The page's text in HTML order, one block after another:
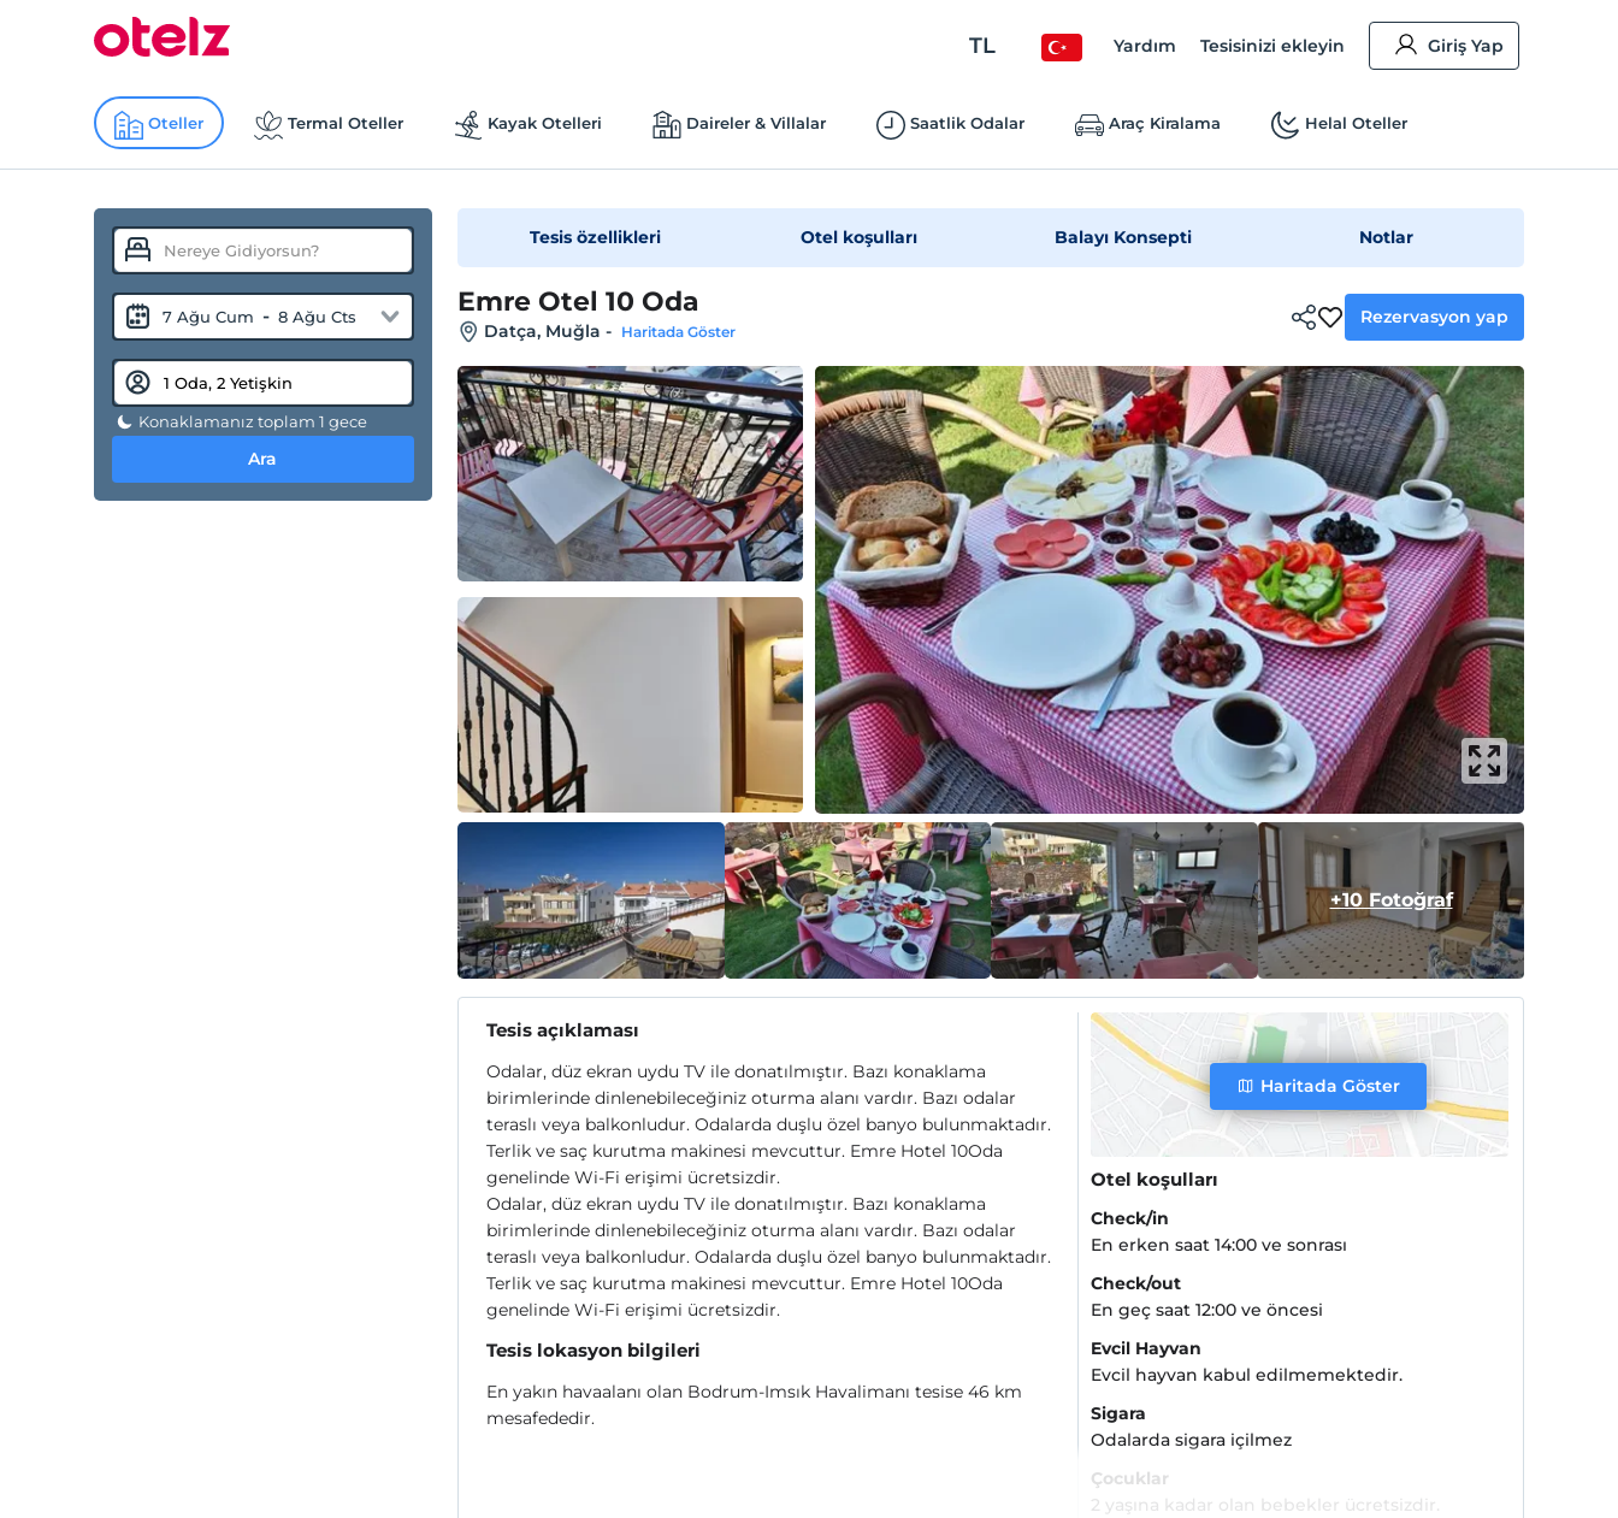
TL Yardım Tesisinizi ekleyin Giriş Yap
Oteller Termal Oteller Kayak Otelleri Daireler & Villalar Saatlik Odalar Araç Kiralama Helal Oteller
7 Ağu Cum - 8 Ağu Cts
Konaklamanız toplam 1 gece
Ara
Tesis özellikleri Otel koşulları Balayı Konsepti Notlar
Emre Otel 10 Oda
Datça, Muğla - Haritada Göster
Rezervasyon yap
+10 Fotoğraf
Tesis açıklaması
Odalar, düz ekran uydu TV ile donatılmıştır. Bazı konaklama
birimlerinde dinlenebileceğiniz oturma alanı vardır. Bazı odalar
teraslı veya balkonludur. Odalarda duşlu özel banyo bulunmaktadır.
Terlik ve saç kurutma makinesi mevcuttur. Emre Hotel 10Oda
genelinde Wi-Fi erişimi ücretsizdir.
Odalar, düz ekran uydu TV ile donatılmıştır. Bazı konaklama
birimlerinde dinlenebileceğiniz oturma alanı vardır. Bazı odalar
teraslı veya balkonludur. Odalarda duşlu özel banyo bulunmaktadır.
Terlik ve saç kurutma makinesi mevcuttur. Emre Hotel 10Oda
genelinde Wi-Fi erişimi ücretsizdir.
Tesis lokasyon bilgileri
En yakın havaalanı olan Bodrum-Imsık Havalimanı tesise 46 km
mesafededir.
Haritada Göster
Otel koşulları
Check/in
En erken saat 14:00 ve sonrası
Check/out
En geç saat 12:00 ve öncesi
Evcil Hayvan
Evcil hayvan kabul edilmemektedir.
Sigara
Odalarda sigara içilmez
Çocuklar
2 yaşına kadar olan bebekler ücretsizdir.